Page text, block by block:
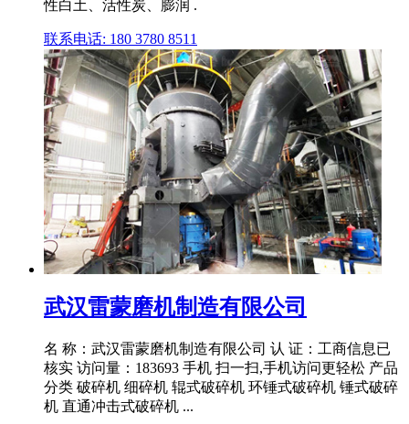
性白土、活性炭、膨润 .
联系电话: 180 3780 8511
武汉雷蒙磨机制造有限公司
名 称：武汉雷蒙磨机制造有限公司 认 证：工商信息已
核实 访问量：183693 手机 扫一扫,手机访问更轻松 产品
分类 破碎机 细碎机 辊式破碎机 环锤式破碎机 锤式破碎
机 直通冲击式破碎机 ...